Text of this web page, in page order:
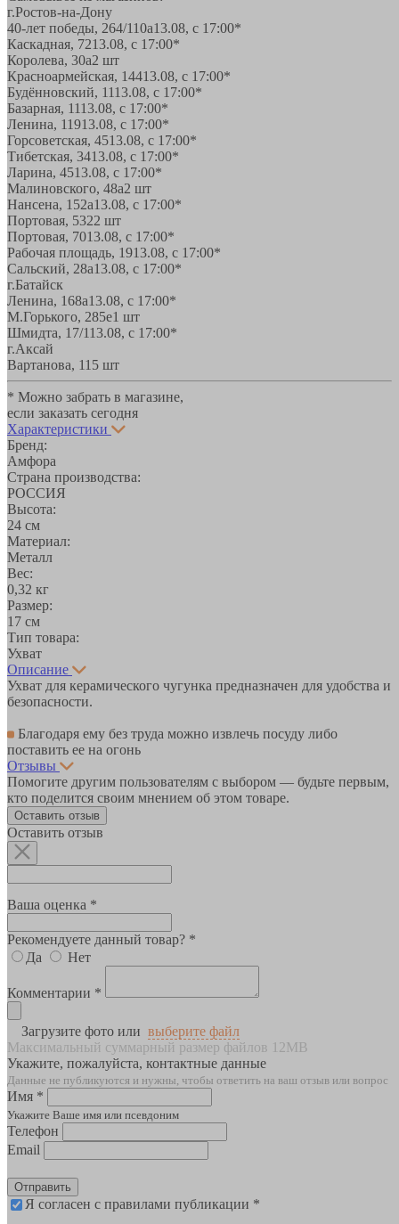
г.Ростов-на-Дону
40-лет победы, 264/110а13.08, с 17:00*
Каскадная, 7213.08, с 17:00*
Королева, 30а2 шт
Красноармейская, 14413.08, с 17:00*
Будённовский, 1113.08, с 17:00*
Базарная, 1113.08, с 17:00*
Ленина, 11913.08, с 17:00*
Горсоветская, 4513.08, с 17:00*
Тибетская, 3413.08, с 17:00*
Ларина, 4513.08, с 17:00*
Малиновского, 48а2 шт
Нансена, 152а13.08, с 17:00*
Портовая, 5322 шт
Портовая, 7013.08, с 17:00*
Рабочая площадь, 1913.08, с 17:00*
Сальский, 28a13.08, с 17:00*
г.Батайск
Ленина, 168а13.08, с 17:00*
М.Горького, 285е1 шт
Шмидта, 17/113.08, с 17:00*
г.Аксай
Вартанова, 11 5 шт
* Можно забрать в магазине,
если заказать сегодня
Характеристики
Бренд:
Амфора
Страна производства:
РОССИЯ
Высота:
24 см
Материал:
Металл
Вес:
0,32 кг
Размер:
17 см
Тип товара:
Ухват
Описание
Ухват для керамического чугунка предназначен для удобства и
безопасности.
Благодаря ему без труда можно извлечь посуду либо
поставить ее на огонь
Отзывы
Помогите другим пользователям с выбором — будьте первым,
кто поделится своим мнением об этом товаре.
Оставить отзыв
Оставить отзыв
Ваша оценка *
Рекомендуете данный товар? *
Да
Нет
Комментарии *
Загрузите фото или выберите файл
Максимальный суммарный размер файлов 12MB
Укажите, пожалуйста, контактные данные
Данные не публикуются и нужны, чтобы ответить на ваш отзыв или вопрос
Имя *
Укажите Ваше имя или псевдоним
Телефон
Email
Отправить
Я согласен с правилами публикации *